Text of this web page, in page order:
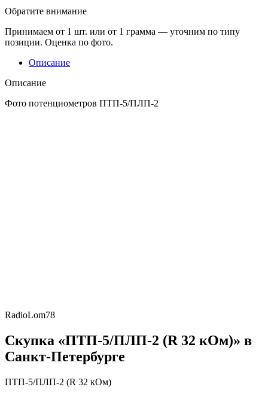
Обратите внимание
Принимаем от 1 шт. или от 1 грамма — уточним по типу
позиции. Оценка по фото.
Описание
Описание
Фото потенциометров ПТП-5/ПЛП-2
RadioLom78
Скупка «ПТП-5/ПЛП-2 (R 32 кОм)» в
Санкт-Петербурге
ПТП-5/ПЛП-2 (R 32 кОм)